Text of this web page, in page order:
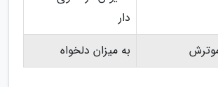
دار
به میزان دلخواه